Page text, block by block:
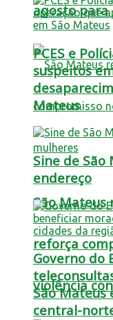
agosto
São Mateus
reforça
violência
PCES e
suspeitos
Mateus
Sine de
endereço
Governo do
São Mateus
central-